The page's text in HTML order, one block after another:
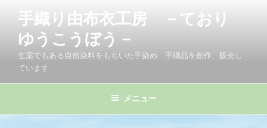
手織り由布衣工房 －ており
ゆうこうぼう－
生薬でもある自然染料をもちいた手染め 手織品を創作、販売し
ています
メニュー